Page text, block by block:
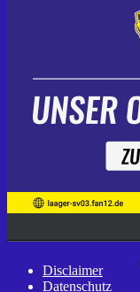
Disclaimer
Datenschutz